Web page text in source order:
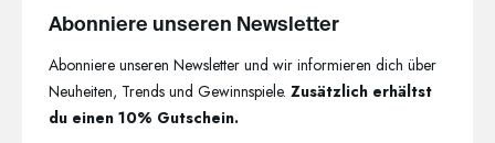
Abonniere unseren Newsletter
Abonniere unseren Newsletter und wir informieren dich über
Neuheiten, Trends und Gewinnspiele.Zusätzlich erhältst
du einen 10% Gutschein.